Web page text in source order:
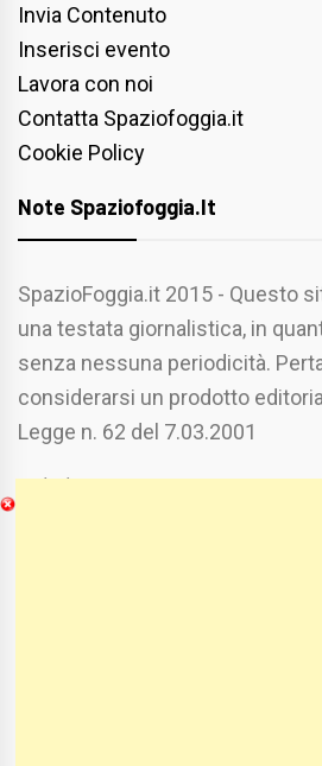
Invia Contenuto
Inserisci evento
Lavora con noi
Contatta Spaziofoggia.it
Cookie Policy
Note Spaziofoggia.it
SpazioFoggia.it 2015 - Questo
una testata giornalistica, in
senza nessuna periodicità.
considerarsi un prodotto
Legge n. 62 del 7.03.2001
Chi Siamo